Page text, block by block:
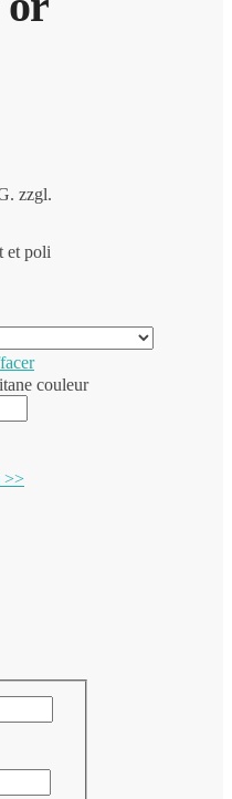
zzgl.
et poli
couleur
>>